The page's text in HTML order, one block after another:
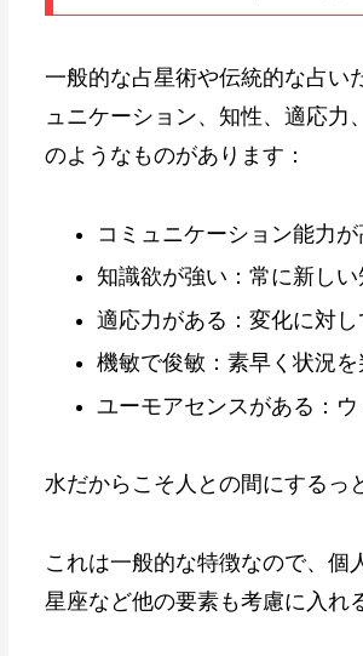
一般的な占星術や伝統的な占い
ュニケーション、知性、適応力
のようなものがあります：
コミュニケーション能力
知識欲が強い：常に新し
適応力がある：変化に対
機敏で俊敏：素早く状況
ユーモアセンスがある：
水だからこそ人との間にするっ
これは一般的な特徴なので、個
星座など他の要素も考慮に入れ